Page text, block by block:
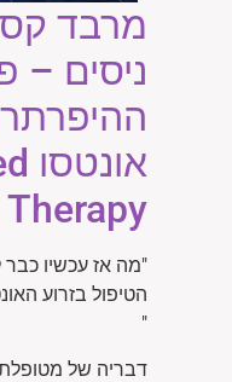
מרבד
ניסים –
אונטסו
"מה אז עכשיו
הטיפול בזרוע
"
דבריה של